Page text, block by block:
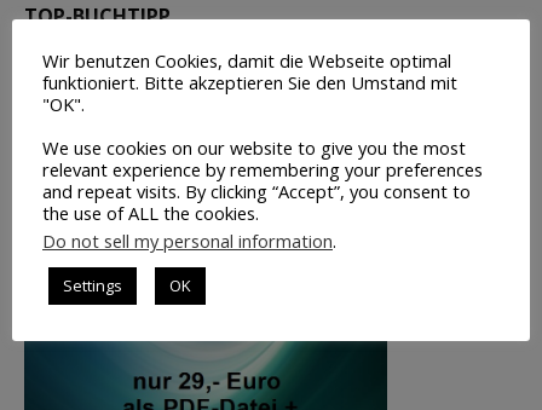
TOP-BUCHTIPP
Wir benutzen Cookies, damit die Webseite optimal
funktioniert. Bitte akzeptieren Sie den Umstand mit
"OK".
We use cookies on our website to give you the most
relevant experience by remembering your preferences
and repeat visits. By clicking “Accept”, you consent to
the use of ALL the cookies.
Do not sell my personal information.
Settings OK